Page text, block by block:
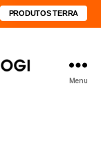
PRODUTOS TERRA
Menu